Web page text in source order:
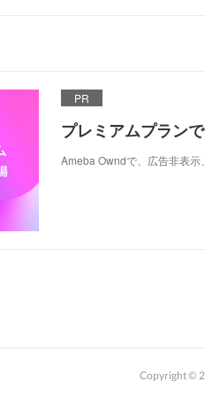
PR
プレミアムプラン
Ameba Owndで、広告非表示
Copyright ©